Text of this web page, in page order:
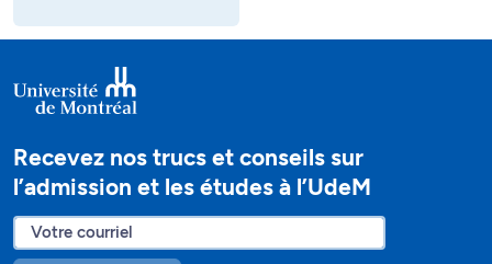
Recevez nos trucs et conseils sur
l’admission et les études à l’UdeM